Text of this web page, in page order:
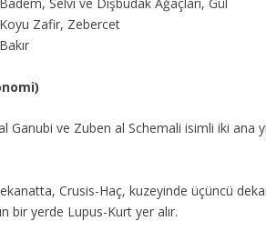
Koyu Zafir, Zebercet
Bakır
Ganubi ve Zuben al Schemali isimli iki ana
Crusis-Haç, kuzeyinde üçüncü
bir yerde Lupus-Kurt yer alır.